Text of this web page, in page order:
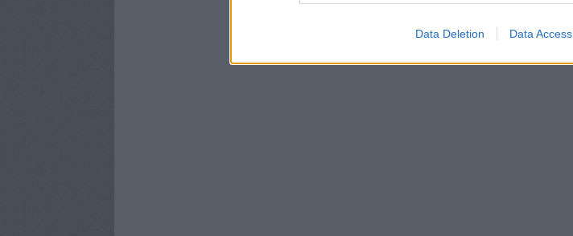
Data Deletion Data Access